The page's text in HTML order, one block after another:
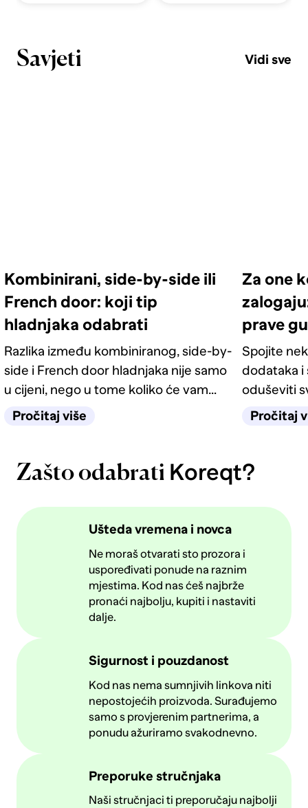
Savjeti Vidi sve
Kombinirani, side-by-side ili
French door: koji tip
hladnjaka odabrati
Razlika između kombiniranog, side-by-
side i French door hladnjaka nije samo
u cijeni, nego u tome koliko će vam
život u kuhinji biti jednostavan
Pročitaj više
Za one
prave
Spojite
dodataka i
oduševiti
četiri
Pročitaj
Zašto odabrati Koreqt?
Ušteda vremena i novca
Ne moraš otvarati sto prozora i
uspoređivati ponude na raznim
mjestima. Kod nas ćeš najbrže
pronaći najbolju, kupiti i nastaviti
dalje.
Sigurnost i pouzdanost
Kod nas nema sumnjivih linkova niti
nepostojećih proizvoda. Surađujemo
samo s provjerenim partnerima, a
ponudu ažuriramo svakodnevno.
Preporuke stručnjaka
Naši stručnjaci ti preporučaju najbolji